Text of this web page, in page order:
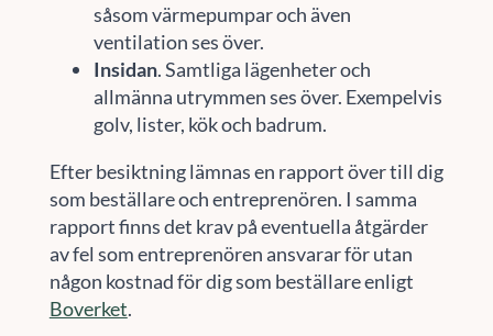
såsom värmepumpar och även
ventilation ses över.
Insidan. Samtliga lägenheter och
allmänna utrymmen ses över. Exempelvis
golv, lister, kök och badrum.
Efter besiktning lämnas en rapport över till dig
som beställare och entreprenören. I samma
rapport finns det krav på eventuella åtgärder
av fel som entreprenören ansvarar för utan
någon kostnad för dig som beställare enligt
Boverket.